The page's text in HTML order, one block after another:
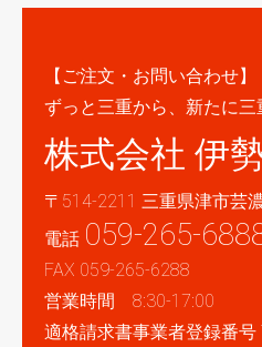
【ご注文・お問い合わせ】
ずっと三重から、新たに三
株式会社 伊
〒514-2211 三重県津市芸
電話 059-265-
FAX 059-265-6288
営業時間 8:30-17:00
適格請求書事業者登録番号